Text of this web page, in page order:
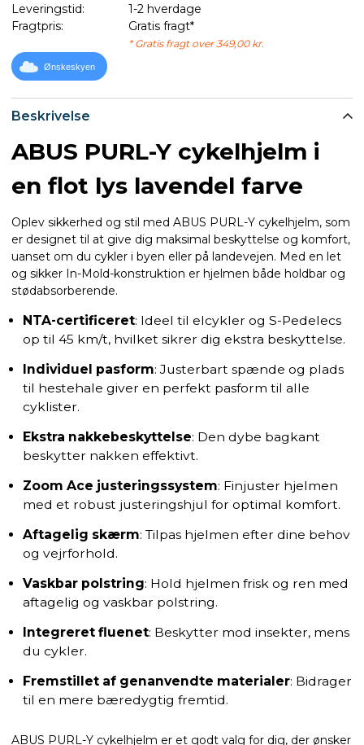
Beskrivelse
ABUS PURL-Y cykelhjelm i
en flot lys lavendel farve
Oplev sikkerhed og stil med ABUS PURL-Y cykelhjelm, som
er designet til at give dig maksimal beskyttelse og komfort,
uanset om du cykler i byen eller på landevejen. Med en let
og sikker In-Mold-konstruktion er hjelmen både holdbar og
stødabsorberende.
NTA-certificeret: Ideel til elcykler og S-Pedelecs
op til 45 km/t, hvilket sikrer dig ekstra beskyttelse.
Individuel pasform: Justerbart spænde og plads
til hestehale giver en perfekt pasform til alle
cyklister.
Ekstra nakkebeskyttelse: Den dybe bagkant
beskytter nakken effektivt.
Zoom Ace justeringssystem: Finjuster hjelmen
med et robust justeringshjul for optimal komfort.
Aftagelig skærm: Tilpas hjelmen efter dine behov
og vejrforhold.
Vaskbar polstring: Hold hjelmen frisk og ren med
aftagelig og vaskbar polstring.
Integreret fluenet: Beskytter mod insekter, mens
du cykler.
Fremstillet af genanvendte materialer: Bidrager
til en mere bæredygtig fremtid.
ABUS PURL-Y cykelhjelm er et godt valg for dig, der ønsker
Leveringstid:
1-2 hverdage
Fragtpris:
Gratis fragt*
* Gratis fragt over 349,00 kr.
Ønskeskyen